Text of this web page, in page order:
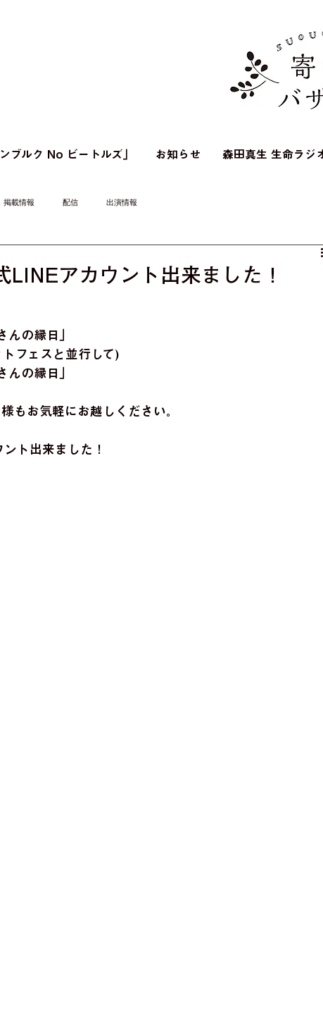
ブルク No ビートルズ」 お知らせ 森田真生 生命ラジ
掲載情報 配信 出演情報
アカウント出来ました！
んの縁日」
フェスと並行して)
んの縁日」
もお気軽にお越しください。
ト出来ました！